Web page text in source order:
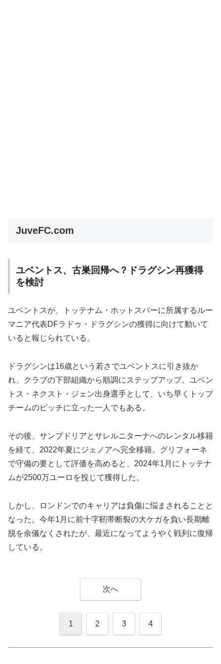
JuveFC.com
ユベントス、古巣回帰へ？ドラグシン再獲得
を検討
ユベントスが、トッテナム・ホットスパーに所属するルー
マニア代表DFラドゥ・ドラグシンの獲得に向けて動いて
いると報じられている。
ドラグシンは16歳という若さでユベントスに引き抜か
れ、クラブの下部組織から順調にステップアップ。ユベン
トス・ネクスト・ジェン出身選手として、いち早くトップ
チームのピッチに立った一人でもある。
その後、サンプドリアとサレルニターナへのレンタル移籍
を経て、2022年夏にジェノアへ完全移籍。グリフォーネ
で守備の要として評価を高めると、2024年1月にトッテナ
ムが2500万ユーロを投じて獲得した。
しかし、ロンドンでのキャリアは負傷に悩まされることと
なった。今年1月に前十字靭帯断裂の大ケガを負い長期離
脱を余儀なくされたが、最近になってようやく戦列に復帰
している。
次へ
1 2 3 4